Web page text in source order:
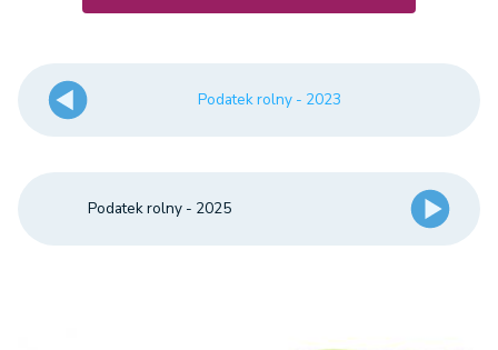
Podatek rolny - 2023
Podatek rolny - 2025